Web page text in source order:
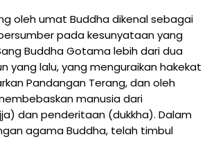
oleh umat Buddha dikenal sebagai
pada kesunyataan yang
Buddha Gotama lebih dari dua
yang lalu, yang menguraikan hakekat
Pandangan Terang, dan oleh
manusia dari
dan penderitaan (dukkha). Dalam
agama Buddha, telah timbul